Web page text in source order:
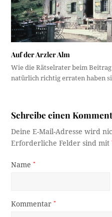
Auf der Arzler Alm
Wie die Rätselrater beim
natürlich richtig erraten haben
Schreibe einen
Deine E-Mail-Adresse wird
Erforderliche Felder sind mit
Name*
Kommentar*